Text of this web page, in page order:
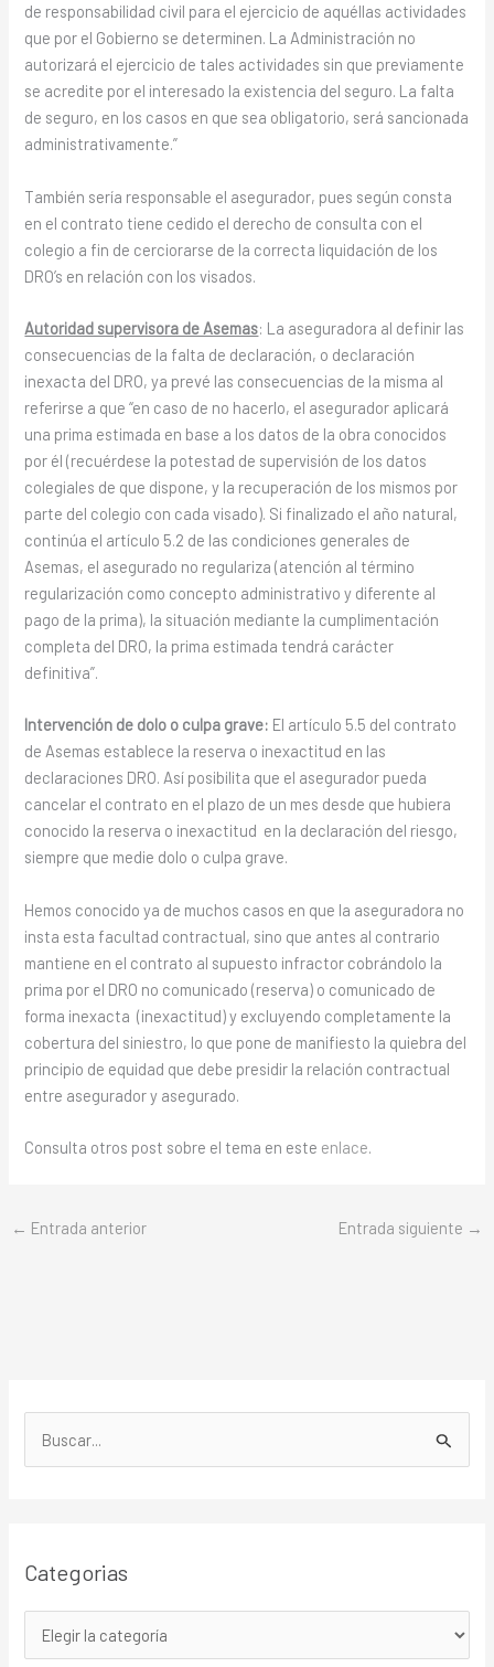
de responsabilidad civil para el ejercicio de aquéllas actividades
que por el Gobierno se determinen. La Administración no
autorizará el ejercicio de tales actividades sin que previamente
se acredite por el interesado la existencia del seguro. La falta
de seguro, en los casos en que sea obligatorio, será sancionada
administrativamente.”
También sería responsable el asegurador, pues según consta
en el contrato tiene cedido el derecho de consulta con el
colegio a fin de cerciorarse de la correcta liquidación de los
DRO’s en relación con los visados.
Autoridad supervisora de Asemas: La aseguradora al definir las
consecuencias de la falta de declaración, o declaración
inexacta del DRO, ya prevé las consecuencias de la misma al
referirse a que “en caso de no hacerlo, el asegurador aplicará
una prima estimada en base a los datos de la obra conocidos
por él (recuérdese la potestad de supervisión de los datos
colegiales de que dispone, y la recuperación de los mismos por
parte del colegio con cada visado). Si finalizado el año natural,
continúa el artículo 5.2 de las condiciones generales de
Asemas, el asegurado no regulariza (atención al término
regularización como concepto administrativo y diferente al
pago de la prima), la situación mediante la cumplimentación
completa del DRO, la prima estimada tendrá carácter
definitiva”.
Intervención de dolo o culpa grave: El artículo 5.5 del contrato
de Asemas establece la reserva o inexactitud en las
declaraciones DRO. Así posibilita que el asegurador pueda
cancelar el contrato en el plazo de un mes desde que hubiera
conocido la reserva o inexactitud en la declaración del riesgo,
siempre que medie dolo o culpa grave.
Hemos conocido ya de muchos casos en que la aseguradora no
insta esta facultad contractual, sino que antes al contrario
mantiene en el contrato al supuesto infractor cobrándolo la
prima por el DRO no comunicado (reserva) o comunicado de
forma inexacta (inexactitud) y excluyendo completamente la
cobertura del siniestro, lo que pone de manifiesto la quiebra del
principio de equidad que debe presidir la relación contractual
entre asegurador y asegurado.
Consulta otros post sobre el tema en este enlace.
← Entrada anterior Entrada siguiente →
a
Categorias